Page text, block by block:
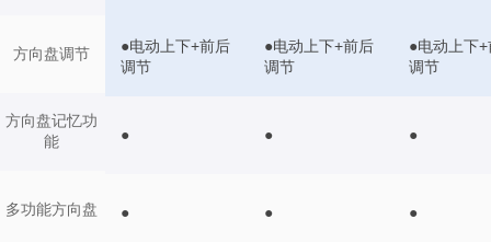
方向盘调节
方向盘记忆功
能
多功能方向盘
●电动上下+前后
调节
●电动上下+前后
调节
●电动上下
调节
● ● ●
● ● ●